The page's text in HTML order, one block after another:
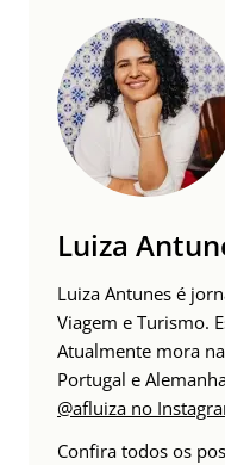
Luiza
Luiza Antunes é
Viagem e Turismo.
Atualmente mora
Portugal e
@afluiza no
Confira todos os